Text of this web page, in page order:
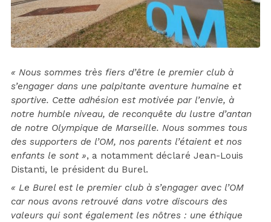
« Nous sommes très fiers d’être le premier club à
s’engager dans une palpitante aventure humaine et
sportive. Cette adhésion est motivée par l’envie, à
notre humble niveau, de reconquête du lustre d’antan
de notre Olympique de Marseille. Nous sommes tous
des supporters de l’OM, nos parents l’étaient et nos
enfants le sont », a notamment déclaré Jean-Louis
Distanti, le président du Burel.
« Le Burel est le premier club à s’engager avec l’OM
car nous avons retrouvé dans votre discours des
valeurs qui sont également les nôtres : une éthique